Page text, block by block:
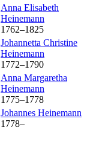
Anna Elisabeth
Heinemann
1762–1825
Johannetta Christine
Heinemann
1772–1790
Anna Margaretha
Heinemann
1775–1778
Johannes Heinemann
1778–